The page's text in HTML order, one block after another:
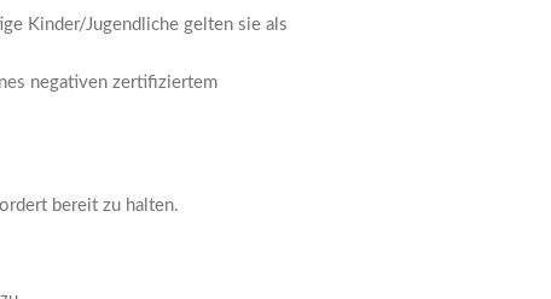
Kinder/Jugendliche gelten sie als
negativen zertifiziertem
bereit zu halten.